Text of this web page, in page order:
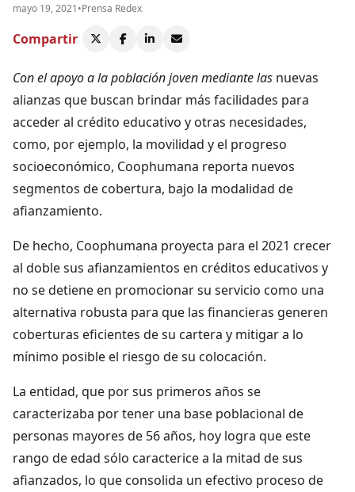
mayo 19, 2021•Prensa Redex
Compartir
Con el apoyo a la población joven mediante las nuevas
alianzas que buscan brindar más facilidades para
acceder al crédito educativo y otras necesidades,
como, por ejemplo, la movilidad y el progreso
socioeconómico, Coophumana reporta nuevos
segmentos de cobertura, bajo la modalidad de
afianzamiento.
De hecho, Coophumana proyecta para el 2021 crecer
al doble sus afianzamientos en créditos educativos y
no se detiene en promocionar su servicio como una
alternativa robusta para que las financieras generen
coberturas eficientes de su cartera y mitigar a lo
mínimo posible el riesgo de su colocación.
La entidad, que por sus primeros años se
caracterizaba por tener una base poblacional de
personas mayores de 56 años, hoy logra que este
rango de edad sólo caracterice a la mitad de sus
afianzados, lo que consolida un efectivo proceso de